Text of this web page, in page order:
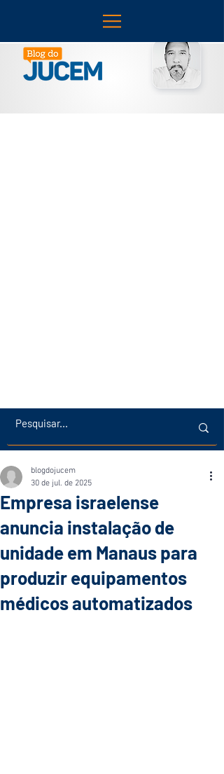
Empresa israelense
anuncia instalação de
unidade em Manaus para
produzir equipamentos
médicos automatizados
blogdojucem
30 de jul. de 2025